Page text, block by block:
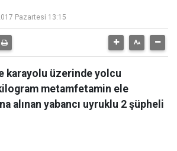
Pazartesi 13:15
karayolu üzerinde yolcu
metamfetamin ele
alınan yabancı uyruklu 2 şüpheli